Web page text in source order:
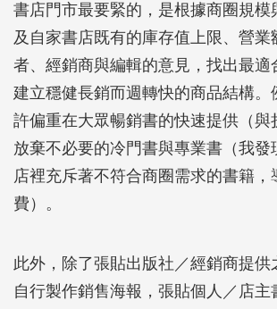
書店門市最要緊的，是根據商圈規模
及自家書店既有的庫存值上限、營業
者、經銷商與編輯的意見，找出最適
建立穩健長銷而週轉快的商品結構。
許偏重在大眾暢銷書的快速提供（與
放棄不必要的冷門書與專業書（我發
店裡充斥著不符合商圈需求的書籍，
費）。
此外，除了張貼出版社／經銷商提供
自行製作銷售海報，張貼個人／店主